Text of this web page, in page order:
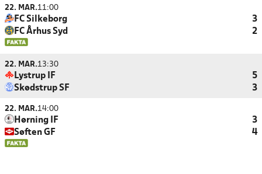
22. MAR.11:00
FC Silkeborg
3
FC Århus Syd
2
22. MAR.13:30
Lystrup IF
5
Skødstrup SF
3
22. MAR.14:00
Hørning IF
3
Søften GF
4